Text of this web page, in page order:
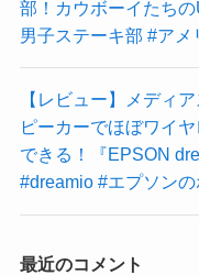
部！カウボーイたち
男子ステーキ部 #アメ
【レビュー】メディ
ピーカーでほぼワイ
できる！『EPSON
#dreamio #エプソン
最近のコメント